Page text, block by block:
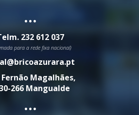
...
232 612 037
para a rede fixa nacional)
Fernão Magalhães,
266 Mangualde
...